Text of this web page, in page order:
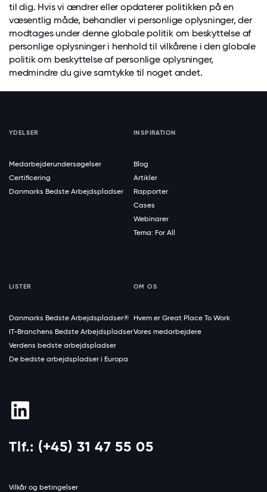
til dig. Hvis vi ændrer eller opdaterer politikken på en
væsentlig måde, behandler vi personlige oplysninger, der
modtages under denne globale politik om beskyttelse af
personlige oplysninger i henhold til vilkårene i den globale
politik om beskyttelse af personlige oplysninger,
medmindre du give samtykke til noget andet.
YDELSER
Medarbejderundersøgelser
Certificering
Danmarks Bedste Arbejdspladser
INSPIRATION
Blog
Artikler
Rapporter
Cases
Webinarer
Tema: For All
LISTER
Danmarks Bedste Arbejdspladser®
IT-Branchens Bedste Arbejdspladser
Verdens bedste arbejdspladser
De bedste arbejdspladser i Europa
OM OS
Hvem er Great Place To Work
Vores medarbejdere
Tlf.: (+45) 31 47 55 05
Vilkår og betingelser